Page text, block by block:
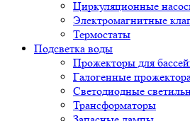
Циркуляционные
Электромагнитные
Термостаты
Подсветка воды
Прожекторы для
Галогенные
Светодиодные
Трансформаторы